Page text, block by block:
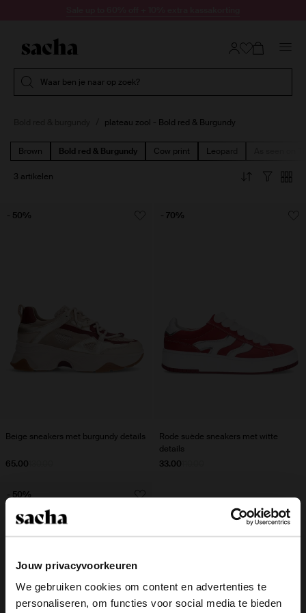
Jouw privacyvoorkeuren
We gebruiken cookies om content en advertenties te
personaliseren, om functies voor social media te bieden
Waar ben je naar op zoek?
plateau zool - Bold red & Burgundy
Brown Bold red & Burgundy Cow print Leopard
3 artikelen
Beige sneakers met burgundy details
65.00
- 50%
Rode suède sneakers met witte
details
33.00
- 70%
- 50%